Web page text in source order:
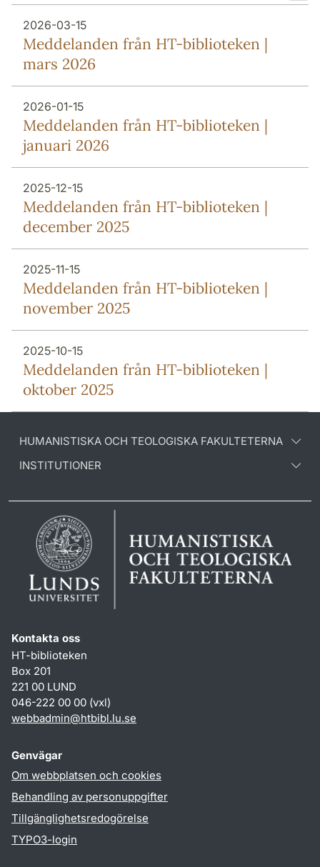
2026-03-15
Meddelanden från HT-biblioteken |
mars 2026
2026-01-15
Meddelanden från HT-biblioteken |
januari 2026
2025-12-15
Meddelanden från HT-biblioteken |
december 2025
2025-11-15
Meddelanden från HT-biblioteken |
november 2025
2025-10-15
Meddelanden från HT-biblioteken |
oktober 2025
HUMANISTISKA OCH TEOLOGISKA FAKULTETERNA
INSTITUTIONER
Kontakta oss
HT-biblioteken
Box 201
221 00 LUND
046-222 00 00 (vxl)
webbadmin@htbibl.lu.se
Genvägar
Om webbplatsen och cookies
Behandling av personuppgifter
Tillgänglighetsredogörelse
TYPO3-login